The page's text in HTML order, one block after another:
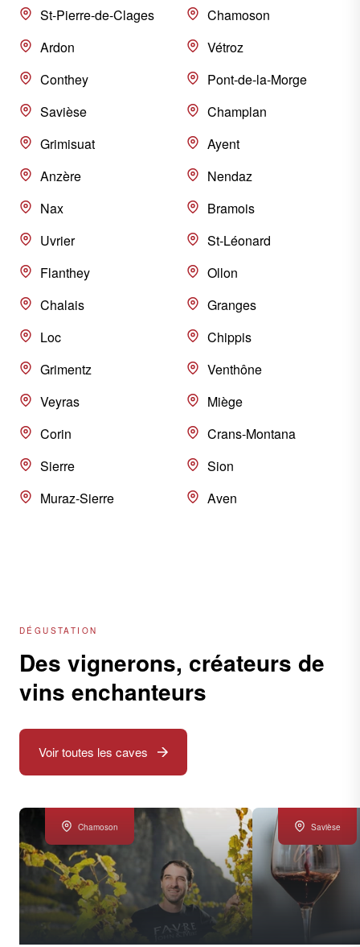
St-Pierre-de-Clages
Chamoson
Ardon
Vétroz
Conthey
Pont-de-la-Morge
Savièse
Champlan
Grimisuat
Ayent
Anzère
Nendaz
Nax
Bramois
Uvrier
St-Léonard
Flanthey
Ollon
Chalais
Granges
Loc
Chippis
Grimentz
Venthône
Veyras
Miège
Corin
Crans-Montana
Sierre
Sion
Muraz-Sierre
Aven
DÉGUSTATION
Des vignerons, créateurs de
vins enchanteurs
Voir toutes les caves
Chamoson Savièse